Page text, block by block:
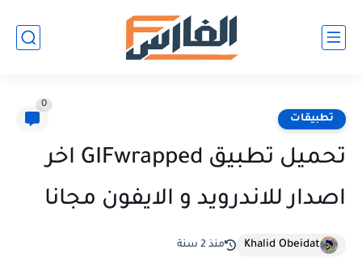
تطبيقات
0
تحميل تطبيق GIFwrapped اخر
اصدار للاندرويد و الايفون مجانا
Khalid Obeidat منذ 2 سنة